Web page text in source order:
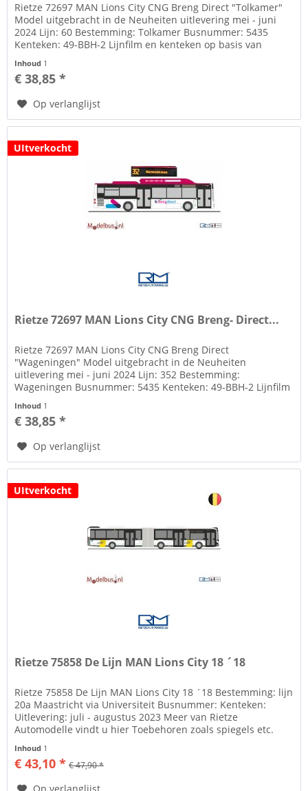
Rietze 72697 MAN Lions City CNG Breng Direct "Tolkamer"
Model uitgebracht in de Neuheiten uitlevering mei - juni
2024 Lijn: 60 Bestemming: Tolkamer Busnummer: 5435
Kenteken: 49-BBH-2 Lijnfilm en kenteken op basis van
Inhoud 1
€ 38,85 *
Op verlanglijst
UItverkocht
Rietze 72697 MAN Lions City CNG Breng- Direct...
Rietze 72697 MAN Lions City CNG Breng Direct
"Wageningen" Model uitgebracht in de Neuheiten
uitlevering mei - juni 2024 Lijn: 352 Bestemming:
Wageningen Busnummer: 5435 Kenteken: 49-BBH-2 Lijnfilm
Inhoud 1
€ 38,85 *
Op verlanglijst
UItverkocht
Rietze 75858 De Lijn MAN Lions City 18 ´18
Rietze 75858 De Lijn MAN Lions City 18 ´18 Bestemming: lijn
20a Maastricht via Universiteit Busnummer: Kenteken:
Uitlevering: juli - augustus 2023 Meer van Rietze
Automodelle vindt u hier Toebehoren zoals spiegels etc.
Inhoud 1
€ 43,10 * € 47,90 *
Op verlanglijst